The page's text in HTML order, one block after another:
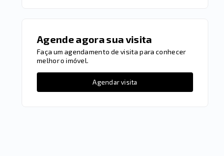
Agende agora sua visita
Faça um agendamento de visita para conhecer
melhor o imóvel.
Agendar visita